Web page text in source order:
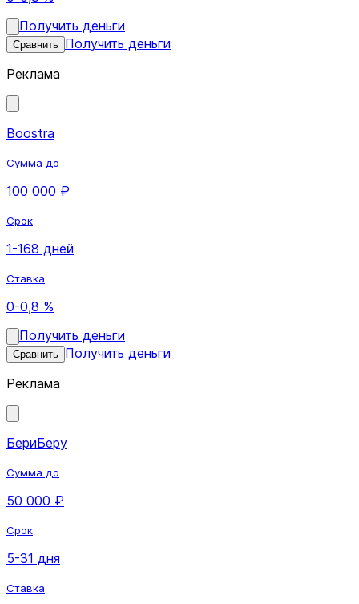
Получить деньги
Сравнить Получить деньги
Реклама
Boostra
Сумма до
100 000 ₽
Срок
1-168 дней
Ставка
0-0,8 %
Получить деньги
Сравнить Получить деньги
Реклама
БериБеру
Сумма до
50 000 ₽
Срок
5-31 дня
Ставка